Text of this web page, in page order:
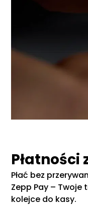
Płatności
Płać bez
Zepp Pay – Twoje
kolejce do kasy.